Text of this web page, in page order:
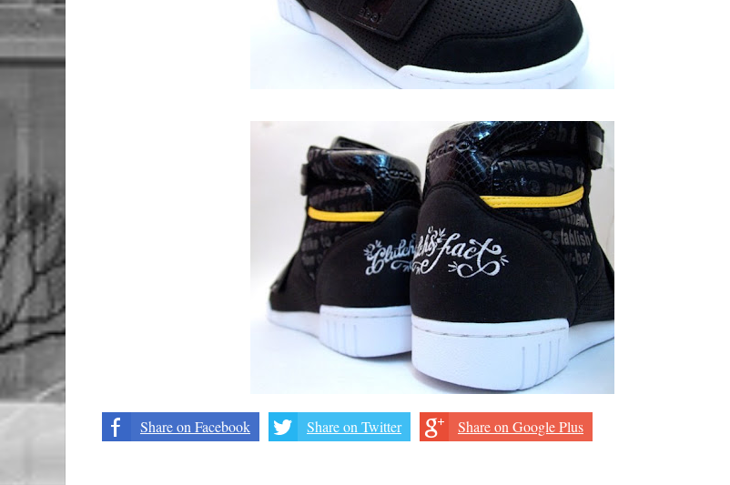
Share on Facebook Share on Twitter Share on Google Plus